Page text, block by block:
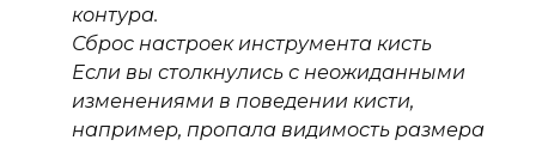
контура.
Сброс настроек инструмента кисть
Если вы столкнулись с неожиданными
изменениями в поведении кисти,
например, пропала видимость размера